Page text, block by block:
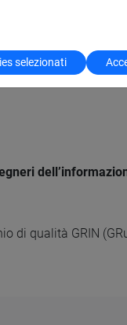
di qualità GRIN
selezionati